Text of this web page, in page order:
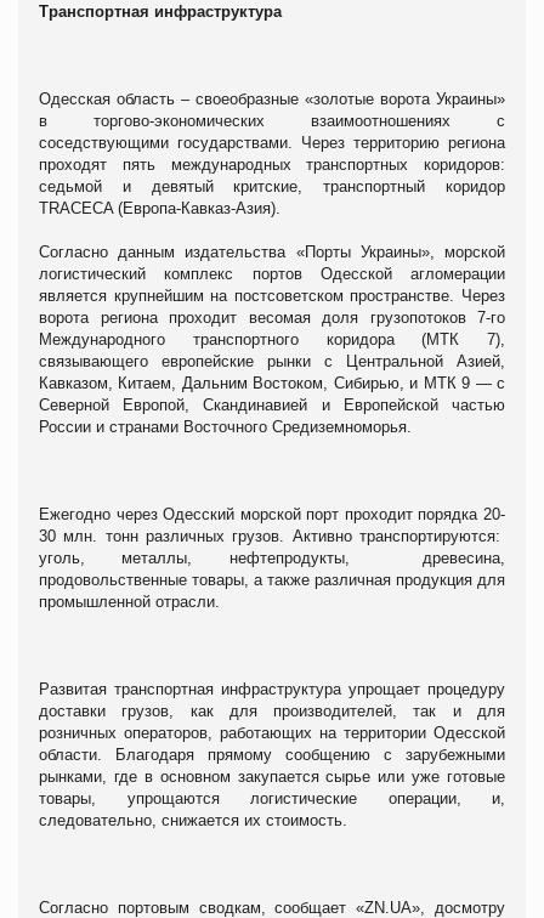
Транспортная инфраструктура
Одесская область – своеобразные «золотые ворота Украины»
в торгово-экономических взаимоотношениях с
соседствующими государствами. Через территорию региона
проходят пять международных транспортных коридоров:
седьмой и девятый критские, транспортный коридор
TRACECA (Европа-Кавказ-Азия).
Согласно данным издательства «Порты Украины», морской
логистический комплекс портов Одесской агломерации
является крупнейшим на постсоветском пространстве. Через
ворота региона проходит весомая доля грузопотоков 7-го
Международного транспортного коридора (МТК 7),
связывающего европейские рынки с Центральной Азией,
Кавказом, Китаем, Дальним Востоком, Сибирью, и МТК 9 — с
Северной Европой, Скандинавией и Европейской частью
России и странами Восточного Средиземноморья.
Ежегодно через Одесский морской порт проходит порядка 20-
30 млн. тонн различных грузов. Активно транспортируются:
уголь, металлы, нефтепродукты, древесина,
продовольственные товары, а также различная продукция для
промышленной отрасли.
Развитая транспортная инфраструктура упрощает процедуру
доставки грузов, как для производителей, так и для
розничных операторов, работающих на территории Одесской
области. Благодаря прямому сообщению с зарубежными
рынками, где в основном закупается сырье или уже готовые
товары, упрощаются логистические операции, и,
следовательно, снижается их стоимость.
Согласно портовым сводкам, сообщает «ZN.UA», досмотру